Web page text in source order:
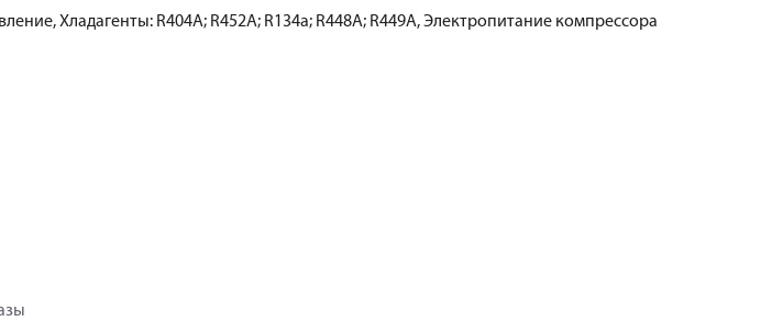
Хладагенты: R404A; R452A; R134a; R448A; R449A, Электропитание компрессора